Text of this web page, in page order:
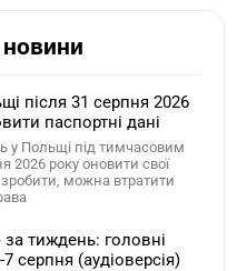
новини
після 31 серпня 2026
паспортні дані
у Польщі під тимчасовим
2026 року оновити свої
можна втратити
тиждень: головні
серпня (аудіоверсія)